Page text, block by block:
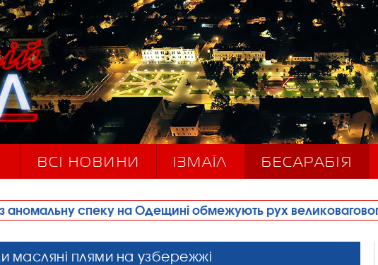
ВСІ НОВИНИ ІЗМАЇЛ БЕСАРАБІЯ
на Одещині обмежують рух великовагового транспорту
масляні плями на узбережжі